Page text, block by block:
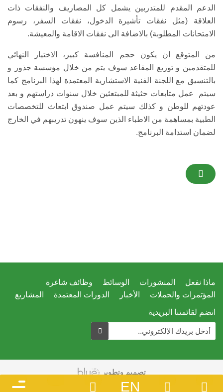
الدعم المقدم للمتدربين يشمل كل المصاريف والنفقات ذات
العلاقة (مثل نفقات تأشيرة الدخول، نفقات السفر، رسوم
الامتحانات المطلوبة) بالاضافة الى نفقات الاقامة والمعيشة.
من المتوقع ان يكون حجم المنافسة كبير، الاختيار النهائي
للمتقدمين و توزيع المقاعد سوف يتم من خلال مؤسسة جذور و
بالتنسيق مع اللجنة الفنية الاستشارية المعتمدة لهذا البرنامج كما
سيتم عمل متابعات حثيثة للمبتعثين خلال سنوات دراستهم و بعد
عودتهم للوطن و كذلك سيتم عمل صندوق ابتعاث للتخصصات
الطبية بمساهمة من الاطباء الذين سوف ينهون تدريبهم في الخارج
لضمان استدامة البرنامج.
ماذا نفعل المنشورات الوسائط
وظائف شاغرة
المؤتمرات والحملات
الأخبار الدورات المعتمدة المشاريع
انضم لقائمتنا البريدية
تصميم وتطوير
EN